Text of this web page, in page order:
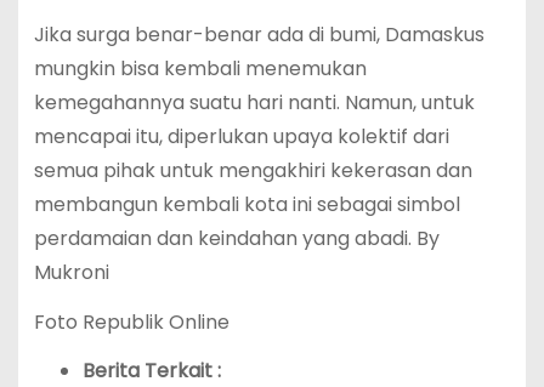
Jika surga benar-benar ada di bumi, Damaskus
mungkin bisa kembali menemukan
kemegahannya suatu hari nanti. Namun, untuk
mencapai itu, diperlukan upaya kolektif dari
semua pihak untuk mengakhiri kekerasan dan
membangun kembali kota ini sebagai simbol
perdamaian dan keindahan yang abadi. By
Mukroni
Foto Republik Online
Berita Terkait :